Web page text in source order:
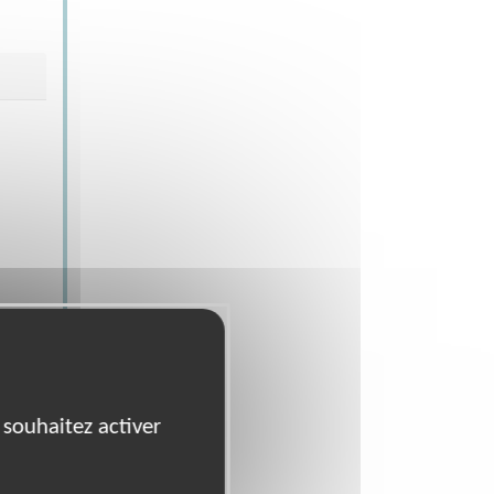
activer